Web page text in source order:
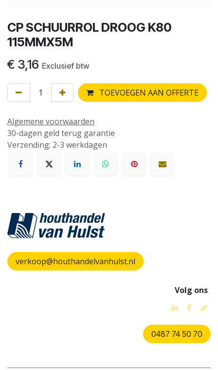
CP SCHUURROL DROOG K80
115MMX5M
€ 3,16 Exclusief btw
TOEVOEGEN AAN OFFERTE
Algemene voorwaarden
30-dagen geld terug garantie
Verzending: 2-3 werkdagen
verkoop@houthandelvanhulst.nl
Volg ons
0487 74 50 70